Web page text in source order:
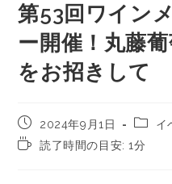
第53回ワイン
ー開催！丸藤
をお招きして
2024年9月1日
イ
読了時間の目安: 1分